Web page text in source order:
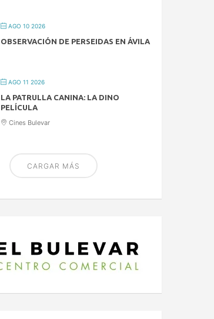
AGO 10 2026
OBSERVACIÓN DE PERSEIDAS EN ÁVILA
AGO 11 2026
LA PATRULLA CANINA: LA DINO
PELÍCULA
Cines Bulevar
CARGAR MÁS